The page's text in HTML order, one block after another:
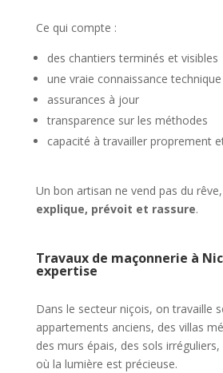
Ce qui compte :
des chantiers terminés et visibles
une vraie connaissance technique
assurances à jour
transparence sur les méthodes
capacité à travailler proprement
Un bon artisan ne vend pas du
explique, prévoit et rassure.
Travaux de maçonnerie à
expertise
Dans le secteur niçois, on travaille
appartements anciens, des villas
des murs épais, des sols
où la lumière est précieuse.